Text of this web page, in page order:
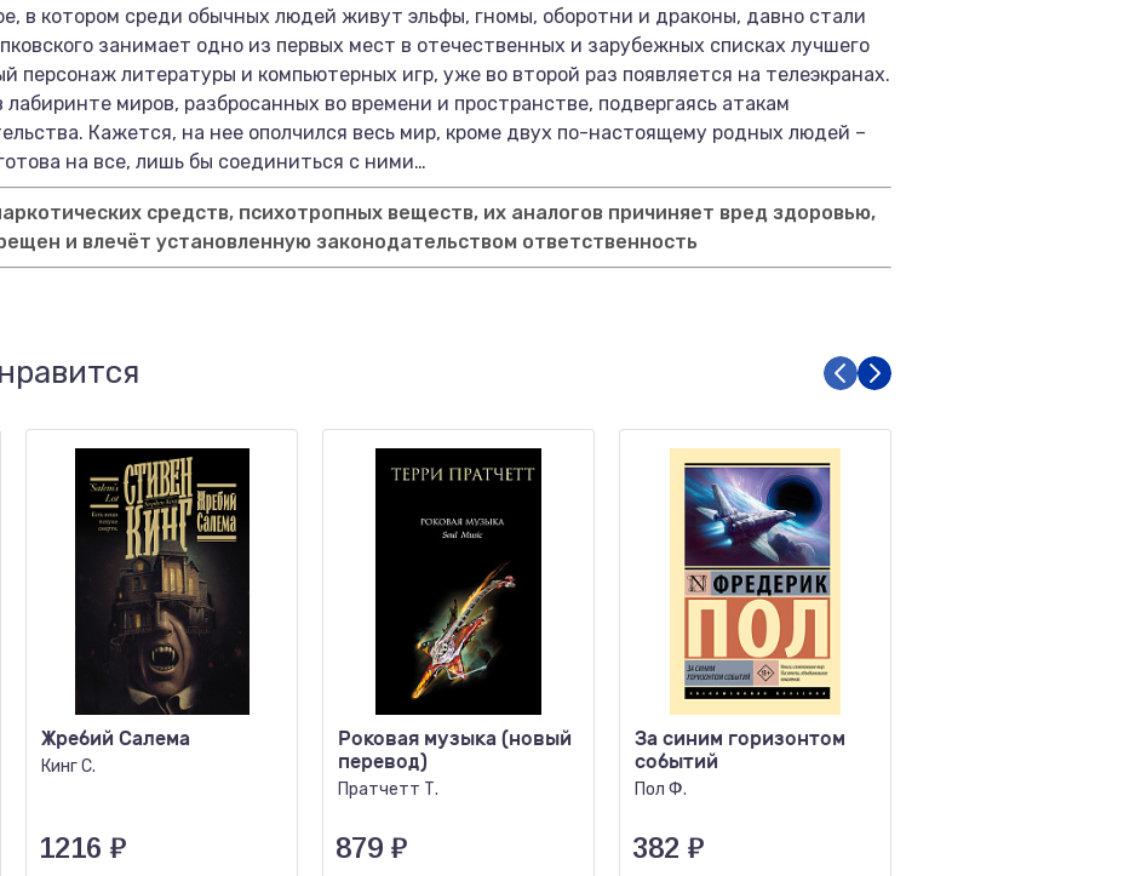
в котором среди обычных людей живут эльфы, гномы, оборотни и драконы, давно стали
занимает одно из первых мест в отечественных и зарубежных списках лучшего
персонаж литературы и компьютерных игр, уже во второй раз появляется на телеэкранах.
миров, разбросанных во времени и пространстве, подвергаясь атакам
Кажется, на нее ополчился весь мир, кроме двух по-настоящему родных людей –
на все, лишь бы соединиться с ними…
средств, психотропных веществ, их аналогов причиняет вред здоровью,
и влечёт установленную законодательством ответственность
Жребий Салема
Кинг С.
1216 ₽
Роковая музыка (новый
перевод)
Пратчетт Т.
879 ₽
За синим горизонтом
событий
Пол Ф.
382 ₽